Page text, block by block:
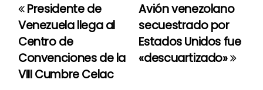
N
a
v
Avión venezolano
secuestrado por
Estados Unidos fue
«descuartizado»
Presidente de
Venezuela llega al
Centro de
Convenciones de la
VIII Cumbre Celac